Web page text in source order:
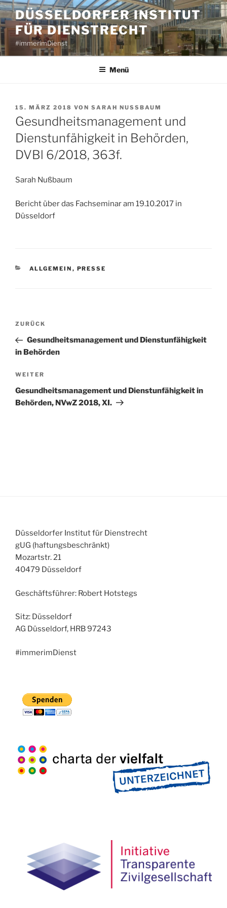
Zum
Inhalt
springen
DÜSSELDORFER INSTITUT
FÜR DIENSTRECHT
#immerimDienst
Menü
VERÖFFENTLICHT
AM
15. MÄRZ 2018 VON SARAH NUSSBAUM
Gesundheitsmanagement und
Dienstunfähigkeit in Behörden,
DVBl 6/2018, 363f.
Sarah Nußbaum
Bericht über das Fachseminar am 19.10.2017 in
Düsseldorf
KATEGORIEN
ALLGEMEIN , PRESSE
Beitragsnavigation
Vorheriger
Beitrag
ZURÜCK
Gesundheitsmanagement und Dienstunfähigkeit
in Behörden
Nächster
Beitrag
WEITER
Gesundheitsmanagement und Dienstunfähigkeit in
Behörden, NVwZ 2018, XI.
Düsseldorfer Institut für Dienstrecht
gUG (haftungsbeschränkt)
Mozartstr. 21
40479 Düsseldorf
Geschäftsführer: Robert Hotstegs
Sitz: Düsseldorf
AG Düsseldorf, HRB 97243
#immerimDienst